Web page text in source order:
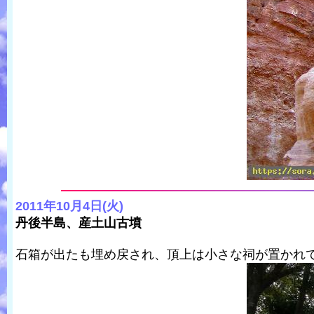
2011年10月4日(火)
丹後半島、産土山古墳
石箱が出たも埋め戻され、頂上は小さな祠が置かれ